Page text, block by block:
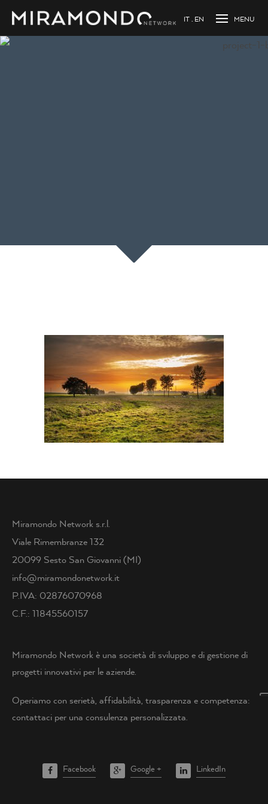
IT EN
Miramondo Network s.r.l.
Viale Rimembranze 132
20099 Sesto San Giovanni (MI)
info@miramondonetwork.it
P.IVA: 02876070968
C.F.: 11845560157
Miramondo Network è una società di sviluppo e di gestione di
progetti innovativi per le aziende.
Operiamo con serietà, affidabilità, trasparenza e competenza:
contattaci per una consulenza personalizzata.
Facebook Google + LinkedIn